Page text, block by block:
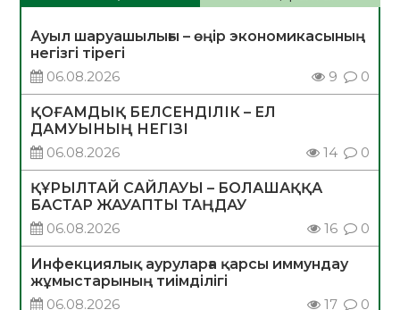
Ауыл шаруашылығы – өңір экономикасының
негізгі тірегі
06.08.2026
9 0
ҚОҒАМДЫҚ БЕЛСЕНДІЛІК – ЕЛ
ДАМУЫНЫҢ НЕГІЗІ
06.08.2026
14 0
ҚҰРЫЛТАЙ САЙЛАУЫ – БОЛАШАҚҚА
БАСТАР ЖАУАПТЫ ТАҢДАУ
06.08.2026
16 0
Инфекциялық ауруларға қарсы иммундау
жұмыстарының тиімділігі
06.08.2026
17 0